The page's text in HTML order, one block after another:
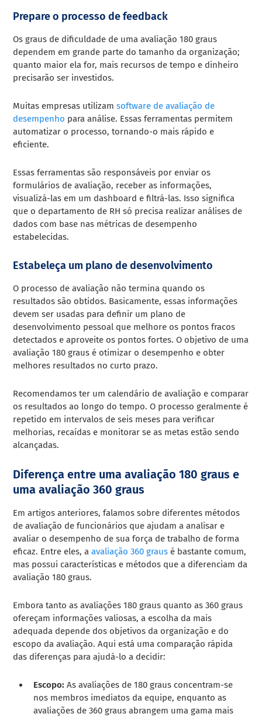
Prepare o processo de feedback
Os graus de dificuldade de uma avaliação 180 graus
dependem em grande parte do tamanho da organização;
quanto maior ela for, mais recursos de tempo e dinheiro
precisarão ser investidos.
Muitas empresas utilizamsoftware de avaliação de
desempenho para análise. Essas ferramentas permitem
automatizar o processo, tornando-o mais rápido e
eficiente.
Essas ferramentas são responsáveis por enviar os
formulários de avaliação, receber as informações,
visualizá-las em um dashboard e filtrá-las. Isso significa
que o departamento de RH só precisa realizar análises de
dados com base nas métricas de desempenho
estabelecidas.
Estabeleça um plano de desenvolvimento
O processo de avaliação não termina quando os
resultados são obtidos. Basicamente, essas informações
devem ser usadas para definir um plano de
desenvolvimento pessoal que melhore os pontos fracos
detectados e aproveite os pontos fortes. O objetivo de uma
avaliação 180 graus é otimizar o desempenho e obter
melhores resultados no curto prazo.
Recomendamos ter um calendário de avaliação e comparar
os resultados ao longo do tempo. O processo geralmente é
repetido em intervalos de seis meses para verificar
melhorias, recaídas e monitorar se as metas estão sendo
alcançadas.
Diferença entre uma avaliação 180 graus e
uma avaliação 360 graus
Em artigos anteriores, falamos sobre diferentes métodos
de avaliação de funcionários que ajudam a analisar e
avaliar o desempenho de sua força de trabalho de forma
eficaz. Entre eles, aavaliação 360 graus é bastante comum,
mas possui características e métodos que a diferenciam da
avaliação 180 graus.
Embora tanto as avaliações 180 graus quanto as 360 graus
ofereçam informações valiosas, a escolha da mais
adequada depende dos objetivos da organização e do
escopo da avaliação. Aqui está uma comparação rápida
das diferenças para ajudá-lo a decidir:
Escopo: As avaliações de 180 graus concentram-se
nos membros imediatos da equipe, enquanto as
avaliações de 360 graus abrangem uma gama mais